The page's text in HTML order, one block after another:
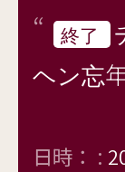
終了
ヘン忘
日時： :